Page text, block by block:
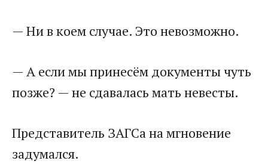
— Ни в коем случае. Это невозможно.
— А если мы принесём документы чуть
позже? — не сдавалась мать невесты.
Представитель ЗАГСа на мгновение
задумался.